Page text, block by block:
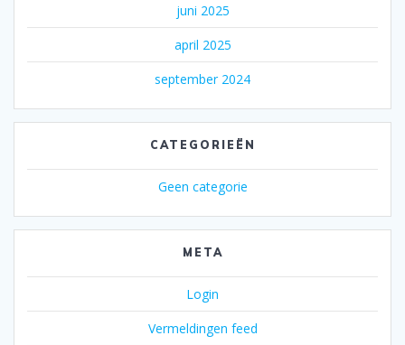
juni 2025
april 2025
september 2024
CATEGORIEËN
Geen categorie
META
Login
Vermeldingen feed